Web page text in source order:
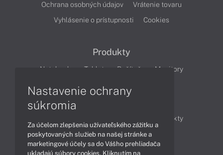
Ochrana osobných údajov
Vrátenie tovaru
Vyhlásenie o prístupnosti
Cookies
Produkty
Notebooky Tablety Počítače Monitory
Produkty
Technológie
Videá
Nastavenie ochrany
súkromia
Za účelom zlepšenia užívateľského zážitku a
poskytovaných služieb na našej stránke a
marketingové účely sa do Vášho prehliadača
ukladajú súbory cookies. Kliknutím na